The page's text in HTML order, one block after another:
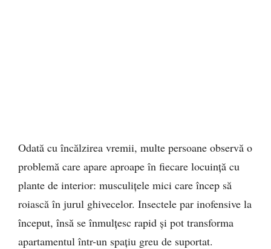
Odată cu încălzirea vremii, multe persoane observă o
problemă care apare aproape în fiecare locuință cu
plante de interior: musculițele mici care încep să
roiască în jurul ghivecelor. Insectele par inofensive la
început, însă se înmulțesc rapid și pot transforma
apartamentul într-un spațiu greu de suportat.